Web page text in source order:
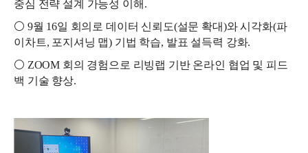
중심 전략 설계 가능성 이해.
⚪ 9월 16일 회의로 데이터 신뢰도(설문 확대)와 시각화(파
이차트, 포지셔닝 맵) 기법 학습, 발표 설득력 강화.
⚪ ZOOM 회의 경험으로 리빙랩 기반 온라인 협업 및 피드
백 기술 향상.